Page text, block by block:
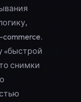
«быстрой
снимки